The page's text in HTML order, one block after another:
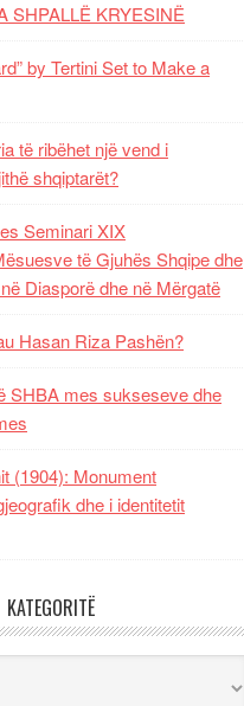
SHPALLË KRYESINË
by Tertini Set to Make a
të ribëhet një vend i
shqiptarët?
Seminari XIX
të Gjuhës Shqipe dhe
Diasporë dhe në Mërgatë
Hasan Riza Pashën?
SHBA mes sukseseve dhe
(1904): Monument
dhe i identitetit
KATEGORITË